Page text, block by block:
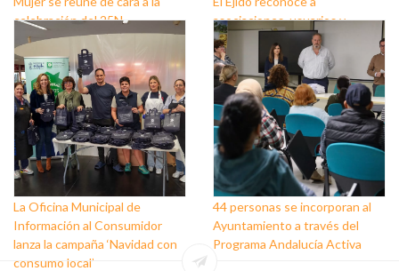
celebración del 25N
asociaciones, usuarios y
personas que trabajan a favor
de este colectivo
La Oficina Municipal de
Información al Consumidor
lanza la campaña ‘Navidad con
consumo local’
44 personas se incorporan al
Ayuntamiento a través del
Programa Andalucía Activa